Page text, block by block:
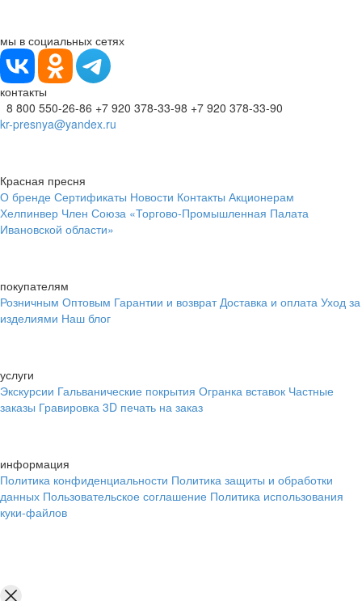
мы в социальных сетях
контакты
8 800 550-26-86 +7 920 378-33-98 +7 920 378-33-90
kr-presnya@yandex.ru
Красная пресня
О бренде Сертификаты Новости Контакты Акционерам
Хелпинвер Член Союза «Торгово-Промышленная Палата
Ивановской области»
покупателям
Розничным Оптовым Гарантии и возврат Доставка и оплата Уход за
изделиями Наш блог
услуги
Экскурсии Гальванические покрытия Огранка вставок Частные
заказы Гравировка 3D печать на заказ
информация
Политика конфиденциальности Политика защиты и обработки
данных Пользовательское соглашение Политика использования
куки-файлов